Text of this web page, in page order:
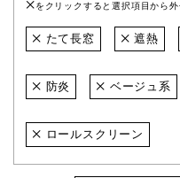
をクリックすると選択項目から外
たて長窓 遮熱
防炎 ベージュ系
ロールスクリーン